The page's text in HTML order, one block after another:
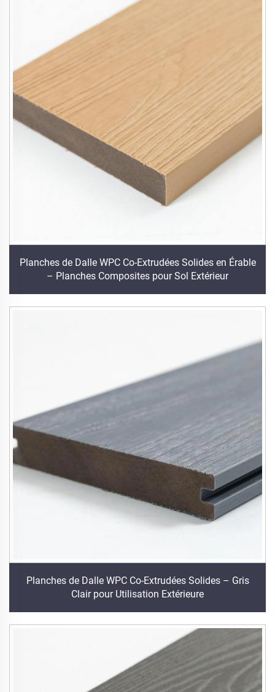
Planches de Dalle WPC Co-Extrudées Solides en Érable
– Planches Composites pour Sol Extérieur
Planches de Dalle WPC Co-Extrudées Solides – Gris
Clair pour Utilisation Extérieure